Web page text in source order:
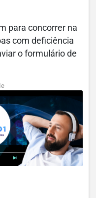
para concorrer na
com deficiência
o formulário de